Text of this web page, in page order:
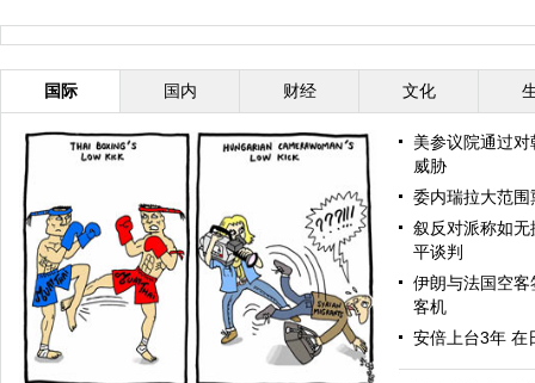
国际 国内 财经 文化
美参议院通过
威胁
委内瑞拉大范
叙反对派称如
平谈判
伊朗与法国空
客机
安倍上台3年 在